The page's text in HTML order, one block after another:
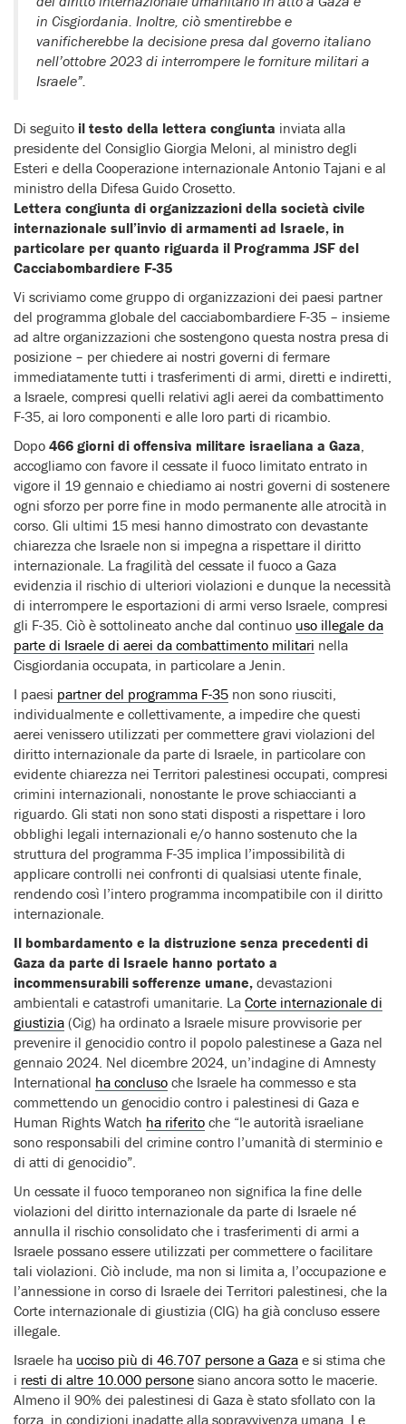
in Cisgiordania. Inoltre, ciò smentirebbe e
vanificherebbe la decisione presa dal governo italiano
nell’ottobre 2023 di interrompere le forniture militari a
Israele”.
Di seguito il testo della lettera congiunta inviata alla
presidente del Consiglio Giorgia Meloni, al ministro degli
Esteri e della Cooperazione internazionale Antonio Tajani e al
ministro della Difesa Guido Crosetto.
Lettera congiunta di organizzazioni della società civile
internazionale sull’invio di armamenti ad Israele, in
particolare per quanto riguarda il Programma JSF del
Cacciabombardiere F-35
Vi scriviamo come gruppo di organizzazioni dei paesi partner
del programma globale del cacciabombardiere F-35 – insieme
ad altre organizzazioni che sostengono questa nostra presa di
posizione – per chiedere ai nostri governi di fermare
immediatamente tutti i trasferimenti di armi, diretti e indiretti,
a Israele, compresi quelli relativi agli aerei da combattimento
F-35, ai loro componenti e alle loro parti di ricambio.
Dopo 466 giorni di offensiva militare israeliana a Gaza,
accogliamo con favore il cessate il fuoco limitato entrato in
vigore il 19 gennaio e chiediamo ai nostri governi di sostenere
ogni sforzo per porre fine in modo permanente alle atrocità in
corso. Gli ultimi 15 mesi hanno dimostrato con devastante
chiarezza che Israele non si impegna a rispettare il diritto
internazionale. La fragilità del cessate il fuoco a Gaza
evidenzia il rischio di ulteriori violazioni e dunque la necessità
di interrompere le esportazioni di armi verso Israele, compresi
gli F-35. Ciò è sottolineato anche dal continuo uso illegale da
parte di Israele di aerei da combattimento militari nella
Cisgiordania occupata, in particolare a Jenin.
I paesi partner del programma F-35 non sono riusciti,
individualmente e collettivamente, a impedire che questi
aerei venissero utilizzati per commettere gravi violazioni del
diritto internazionale da parte di Israele, in particolare con
evidente chiarezza nei Territori palestinesi occupati, compresi
crimini internazionali, nonostante le prove schiaccianti a
riguardo. Gli stati non sono stati disposti a rispettare i loro
obblighi legali internazionali e/o hanno sostenuto che la
struttura del programma F-35 implica l’impossibilità di
applicare controlli nei confronti di qualsiasi utente finale,
rendendo così l’intero programma incompatibile con il diritto
internazionale.
Il bombardamento e la distruzione senza precedenti di
Gaza da parte di Israele hanno portato a
incommensurabili sofferenze umane, devastazioni
ambientali e catastrofi umanitarie. La Corte internazionale di
giustizia (Cig) ha ordinato a Israele misure provvisorie per
prevenire il genocidio contro il popolo palestinese a Gaza nel
gennaio 2024. Nel dicembre 2024, un’indagine di Amnesty
International ha concluso che Israele ha commesso e sta
commettendo un genocidio contro i palestinesi di Gaza e
Human Rights Watch ha riferito che “le autorità israeliane
sono responsabili del crimine contro l’umanità di sterminio e
di atti di genocidio”.
Un cessate il fuoco temporaneo non significa la fine delle
violazioni del diritto internazionale da parte di Israele né
annulla il rischio consolidato che i trasferimenti di armi a
Israele possano essere utilizzati per commettere o facilitare
tali violazioni. Ciò include, ma non si limita a, l’occupazione e
l’annessione in corso di Israele dei Territori palestinesi, che la
Corte internazionale di giustizia (CIG) ha già concluso essere
illegale.
Israele ha ucciso più di 46.707 persone a Gaza e si stima che
i resti di altre 10.000 persone siano ancora sotto le macerie.
Almeno il 90% dei palestinesi di Gaza è stato sfollato con la
forza, in condizioni inadatte alla sopravvivenza umana. Le